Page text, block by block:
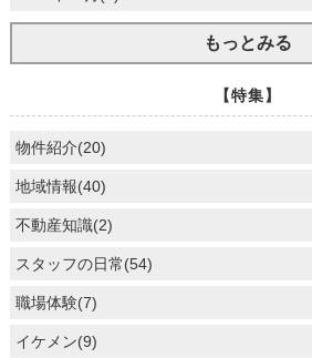
もっとみる
【特集】
物件紹介(20)
地域情報(40)
不動産知識(2)
スタッフの日常(54)
職場体験(7)
イケメン(9)